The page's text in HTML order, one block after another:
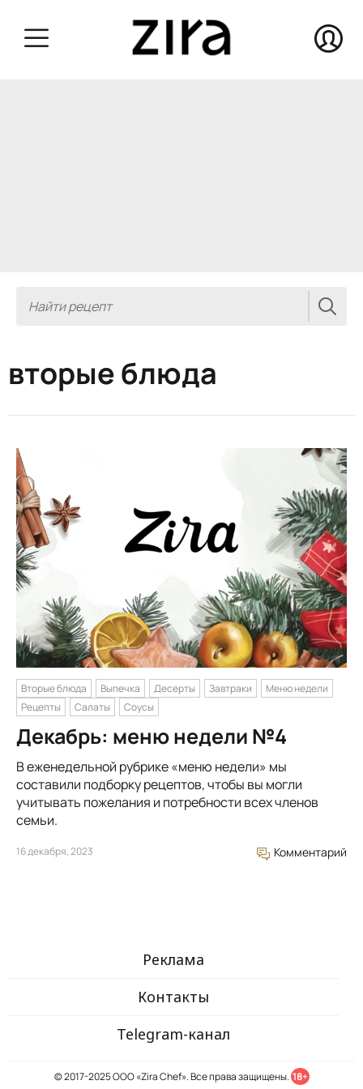
вторые блюда
Вторые блюда Выпечка Десерты Завтраки
Меню недели
Рецепты
Салаты Соусы
Декабрь: меню недели №4
В еженедельной рубрике «меню недели» мы
составили подборку рецептов, чтобы вы могли
учитывать пожелания и потребности всех членов
семьи.
16 декабря, 2023 Комментарий
Реклама
Контакты
Telegram-канал
© 2017-2025 ООО «Zira Chef». Все права защищены. 18+